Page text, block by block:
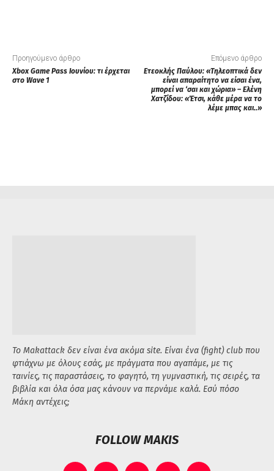
Προηγούμενο άρθρο
Xbox Game Pass Ιουνίου: τι έρχεται
στο Wave 1
Επόμενο άρθρο
Ετεοκλής Παύλου: «Τηλεοπτικά δεν
είναι απαραίτητο να είσαι ένα,
μπορεί να ‘σαι και χώρια» – Ελένη
Χατζίδου: «Έτσι, κάθε μέρα να το
λέμε μπας και..»
Το Makattack δεν είναι ένα ακόμα site. Είναι ένα (fight) club που
φτιάχνω με όλους εσάς, με πράγματα που αγαπάμε, με τις
ταινίες, τις παραστάσεις, το φαγητό, τη γυμναστική, τις σειρές, τα
βιβλία και όλα όσα μας κάνουν να περνάμε καλά. Εσύ πόσο
Μάκη αντέχεις;
FOLLOW MAKIS